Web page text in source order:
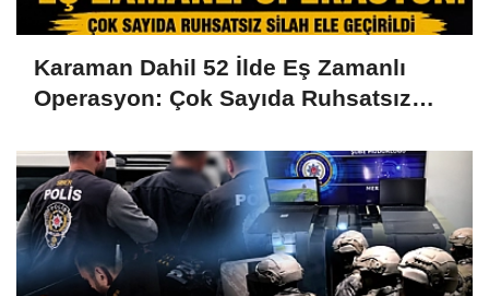
Karaman Dahil 52 İlde Eş Zamanlı
Operasyon: Çok Sayıda Ruhsatsız